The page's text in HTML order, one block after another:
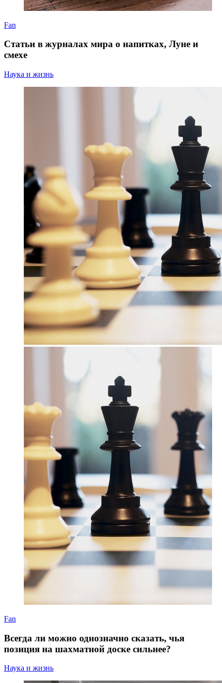
Fan
Статьи в журналах мира о напитках, Луне и
смехе
Наука и жизнь
Fan
Всегда ли можно однозначно сказать, чья
позиция на шахматной доске сильнее?
Наука и жизнь